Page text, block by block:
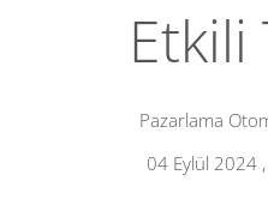
Etkili
Pazarlama
04 Eylül 2024,